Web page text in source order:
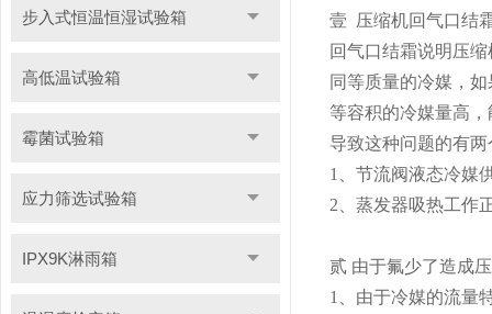
步入式恒温恒湿试验箱
高低温试验箱
霉菌试验箱
应力筛选试验箱
IPX9K淋雨箱
壹 压缩机回气口结
回气口结霜说明压
同等质量的冷媒，
等容积的冷媒量高
导致这种问题的有两
1、节流阀液态冷媒
2、蒸发器吸热工作
贰 由于氟少了造成
1、由于冷媒的流量